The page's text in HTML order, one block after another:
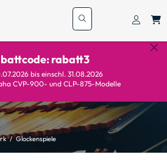
rabatt3
bis einschl. 31.08.2026
CVP-900- und CLP-875-Modelle
Glockenspiele